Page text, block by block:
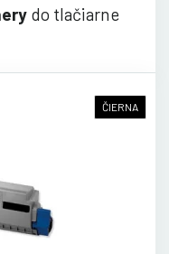
do tlačiarne
ČIERNA